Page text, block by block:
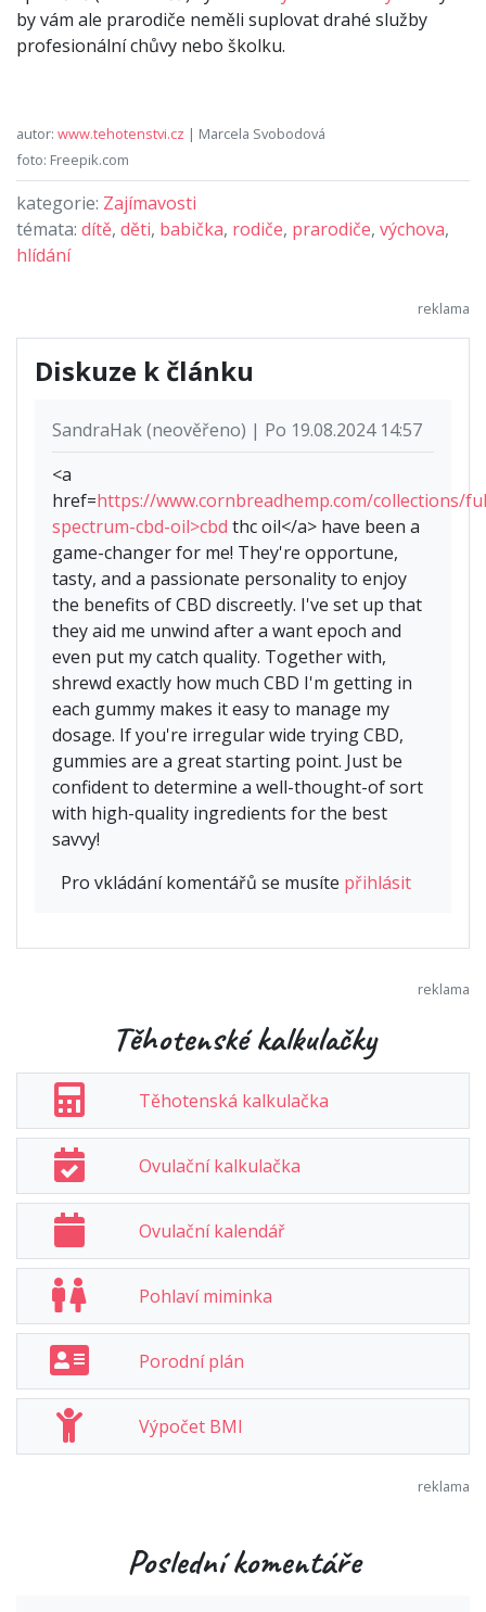
by vám ale prarodiče neměli suplovat drahé služby
profesionální chůvy nebo školku.
autor: www.tehotenstvi.cz | Marcela Svobodová
foto: Freepik.com
kategorie: Zajímavosti
témata: dítě, děti, babička, rodiče, prarodiče, výchova,
hlídání
Diskuze k článku
SandraHak (neověřeno) | Po 19.08.2024 14:57
<a
href=https://www.cornbreadhemp.com/collections/
spectrum-cbd-oil>cbd thc oil</a> have been a
game-changer for me! They're opportune,
tasty, and a passionate personality to enjoy
the benefits of CBD discreetly. I've set up that
they aid me unwind after a want epoch and
even put my catch quality. Together with,
shrewd exactly how much CBD I'm getting in
each gummy makes it easy to manage my
dosage. If you're irregular wide trying CBD,
gummies are a great starting point. Just be
confident to determine a well-thought-of sort
with high-quality ingredients for the best
savvy!
Pro vkládání komentářů se musíte přihlásit
Těhotenské kalkulačky
Těhotenská kalkulačka
Ovulační kalkulačka
Ovulační kalendář
Pohlaví miminka
Porodní plán
Výpočet BMI
Poslední komentáře